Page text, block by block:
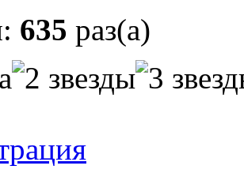
635 раз(а)